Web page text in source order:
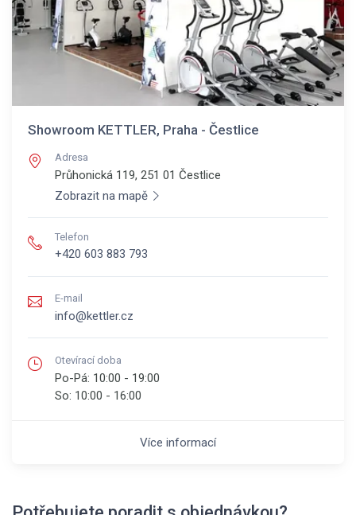
Showroom KETTLER, Praha - Čestlice
Adresa
Průhonická 119, 251 01 Čestlice
Zobrazit na mapě
Telefon
+420 603 883 793
E-mail
info@kettler.cz
Otevírací doba
Po-Pá: 10:00 - 19:00
So: 10:00 - 16:00
Více informací